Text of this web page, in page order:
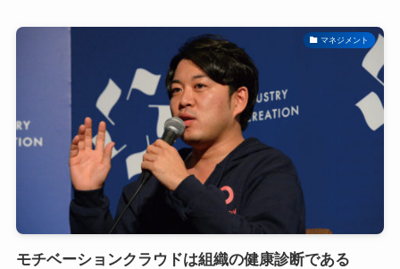
マネジメント
モチベーションクラウドは組織の健康診断である